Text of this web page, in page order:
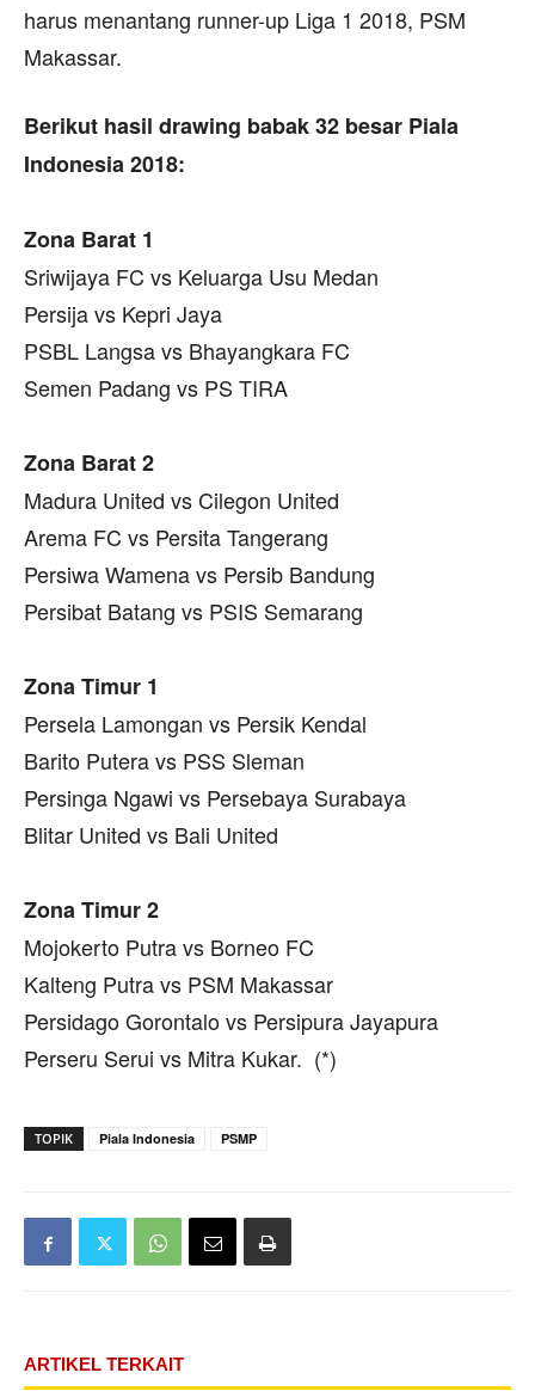
harus menantang runner-up Liga 1 2018, PSM
Makassar.
Berikut hasil drawing babak 32 besar Piala
Indonesia 2018:
Zona Barat 1
Sriwijaya FC vs Keluarga Usu Medan
Persija vs Kepri Jaya
PSBL Langsa vs Bhayangkara FC
Semen Padang vs PS TIRA
Zona Barat 2
Madura United vs Cilegon United
Arema FC vs Persita Tangerang
Persiwa Wamena vs Persib Bandung
Persibat Batang vs PSIS Semarang
Zona Timur 1
Persela Lamongan vs Persik Kendal
Barito Putera vs PSS Sleman
Persinga Ngawi vs Persebaya Surabaya
Blitar United vs Bali United
Zona Timur 2
Mojokerto Putra vs Borneo FC
Kalteng Putra vs PSM Makassar
Persidago Gorontalo vs Persipura Jayapura
Perseru Serui vs Mitra Kukar. (*)
TOPIK Piala Indonesia PSMP
ARTIKEL TERKAIT